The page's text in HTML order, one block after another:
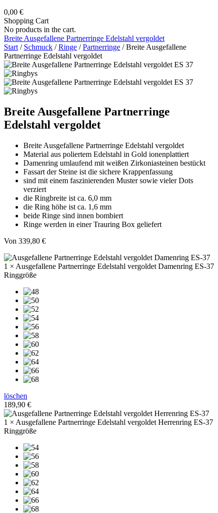
0,00 €
Shopping Cart
No products in the cart.
Breite Ausgefallene Partnerringe Edelstahl vergoldet
Start / Schmuck /Ringe /Partnerringe / Breite Ausgefallene
Partnerringe Edelstahl vergoldet
Breite Ausgefallene Partnerringe
Edelstahl vergoldet
Breite Ausgefallene Partnerringe Edelstahl vergoldet
Material aus poliertem Edelstahl in Gold ionenplattiert
Damenring umlaufend mit weißen Zirkoniasteinen bestückt
Fassart der Steine ist die sichere Krappenfassung
sind mit einem faszinierenden Muster sowie vieler Dots
verziert
die Ringbreite ist ca. 6,0 mm
die Ring höhe ist ca. 1,6 mm
beide Ringe sind innen bombiert
Ringe werden in einer Trauring Box geliefert
Von 339,80 €
1 × Ausgefallene Partnerringe Edelstahl vergoldet Damenring ES-37
Ringgröße
löschen
189,90 €
1 × Ausgefallene Partnerringe Edelstahl vergoldet Herrenring ES-37
Ringgröße